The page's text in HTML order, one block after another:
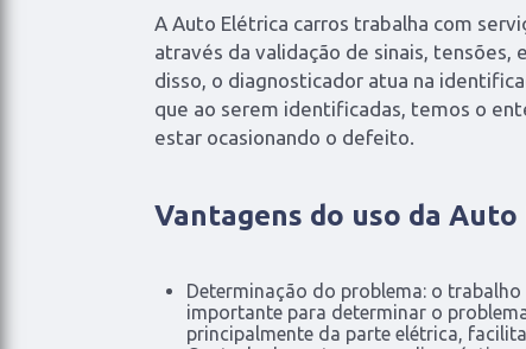
A Auto Elétrica carros trabalha com
através da validação de sinais, tensões,
disso, o diagnosticador atua na
que ao serem identificadas, temos o
estar ocasionando o defeito.
Vantagens do uso da
Determinação do problema: o
importante para determinar o
principalmente da parte elétrica,